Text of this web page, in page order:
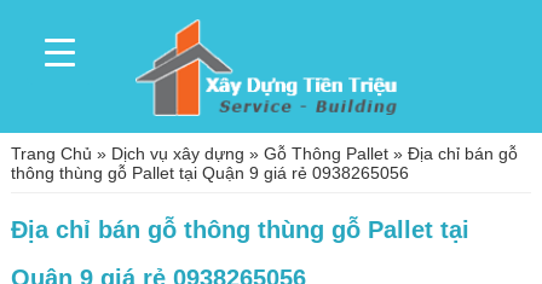
Trang Chủ » Dịch vụ xây dựng » Gỗ Thông Pallet» Địa chỉ bán gỗ
thông thùng gỗ Pallet tại Quận 9 giá rẻ 0938265056
Địa chỉ bán gỗ thông thùng gỗ Pallet tại
Quận 9 giá rẻ 0938265056